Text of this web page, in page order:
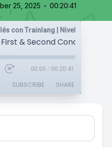
25, 2025 • 00:20:41
00:00 / 00:20:41
SUBSCRIBE SHARE